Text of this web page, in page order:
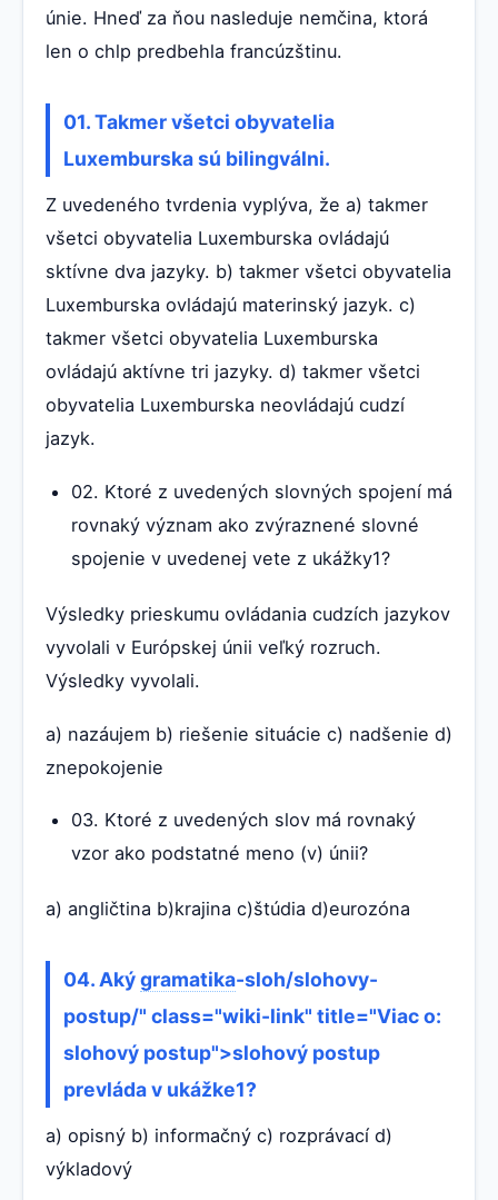
únie. Hneď za ňou nasleduje nemčina, ktorá
len o chlp predbehla francúzštinu.
01. Takmer všetci obyvatelia
Luxemburska sú bilingválni.
Z uvedeného tvrdenia vyplýva, že a) takmer
všetci obyvatelia Luxemburska ovládajú
sktívne dva jazyky. b) takmer všetci obyvatelia
Luxemburska ovládajú materinský jazyk. c)
takmer všetci obyvatelia Luxemburska
ovládajú aktívne tri jazyky. d) takmer všetci
obyvatelia Luxemburska neovládajú cudzí
jazyk.
02. Ktoré z uvedených slovných spojení má
rovnaký význam ako zvýraznené slovné
spojenie v uvedenej vete z ukážky1?
Výsledky prieskumu ovládania cudzích jazykov
vyvolali v Európskej únii veľký rozruch.
Výsledky vyvolali.
a) nazáujem b) riešenie situácie c) nadšenie d)
znepokojenie
03. Ktoré z uvedených slov má rovnaký
vzor ako podstatné meno (v) únii?
a) angličtina b)krajina c)štúdia d)eurozóna
04. Akýgramatika-sloh/slohovy-
postup/" class="wiki-link" title="Viac o:
slohový postup">slohový postup
prevláda v ukážke1?
a) opisný b) informačný c) rozprávací d)
výkladový